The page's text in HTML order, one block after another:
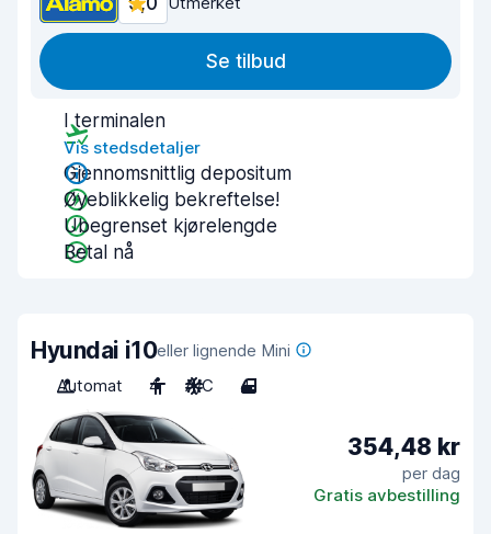
Se tilbud
I terminalen
Vis stedsdetaljer
Gjennomsnittlig depositum
Øyeblikkelig bekreftelse!
Ubegrenset kjørelengde
Betal nå
Hyundai i10eller lignende Mini
Automat
4 A/C 4
354,48 kr
per dag
Gratis avbestilling